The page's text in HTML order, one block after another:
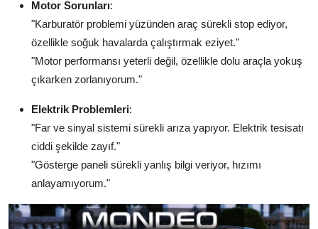
Motor Sorunları:
"Karburatör problemi yüzünden araç sürekli stop ediyor,
özellikle soğuk havalarda çalıştırmak eziyet."
"Motor performansı yeterli değil, özellikle dolu araçla yokuş
çıkarken zorlanıyorum."
Elektrik Problemleri:
"Far ve sinyal sistemi sürekli arıza yapıyor. Elektrik tesisatı
ciddi şekilde zayıf."
"Gösterge paneli sürekli yanlış bilgi veriyor, hızımı
anlayamıyorum."